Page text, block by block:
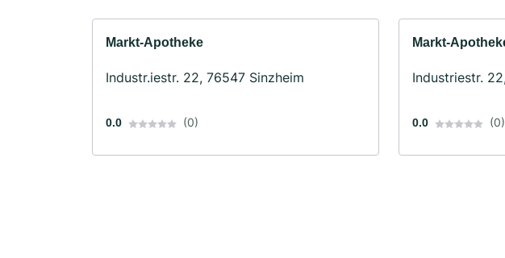
Markt-Apotheke
Industr.iestr. 22, 76547 Sinzheim
0.0 (0)
Markt-
Industriestr.
0.0 (0)